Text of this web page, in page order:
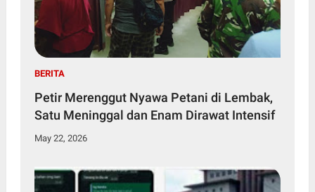
BERITA
Petir Merenggut Nyawa Petani di Lembak,
Satu Meninggal dan Enam Dirawat Intensif
May 22, 2026